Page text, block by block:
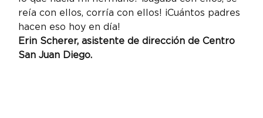
reía con ellos, corría con ellos! ¡Cuántos padres
hacen eso hoy en día!
Erin Scherer, asistente de dirección de Centro
San Juan Diego.